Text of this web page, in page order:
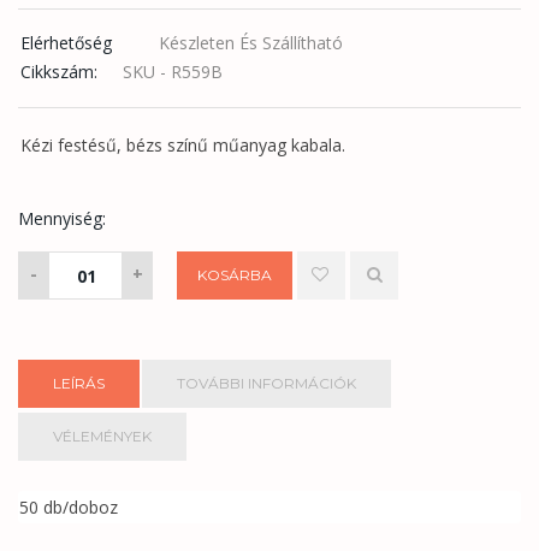
Elérhetőség
Készleten És Szállítható
Cikkszám:
SKU - R559B
Kézi festésű, bézs színű műanyag kabala.
Mennyiség:
- + KOSÁRBA
LEÍRÁS TOVÁBBI INFORMÁCIÓK
VÉLEMÉNYEK
50 db/doboz